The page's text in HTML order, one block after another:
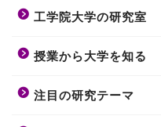
工学院大学の研究室
授業から大学を知る
注目の研究テーマ